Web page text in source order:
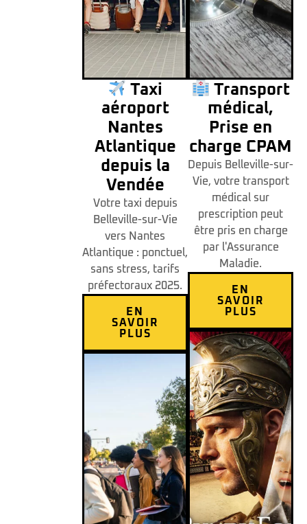
Taxi
aéroport
Nantes
Atlantique
depuis la
Vendée
Votre taxi depuis
Belleville-sur-Vie
vers Nantes
Atlantique : ponctuel,
sans stress, tarifs
préfectoraux 2025.
EN
SAVOIR
PLUS
Transport
médical,
Prise en
charge CPAM
Depuis Belleville-sur-
Vie, votre transport
médical sur
prescription peut
être pris en charge
par l'Assurance
Maladie.
EN
SAVOIR
PLUS